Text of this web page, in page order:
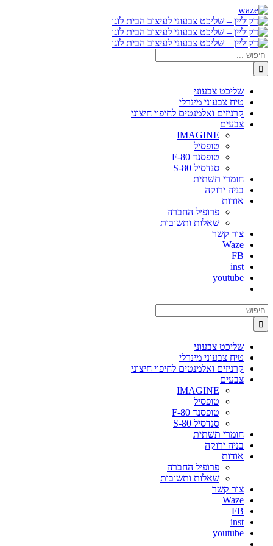
דלג
לתוכן
Waze
Facebook
חיפוש...
שליכט צבעוני
טיח צבעוני מינרלי
קרניזים ואלמנטים לחיפוי חיצוני
צבעים
IMAGINE
טופסיל
טופסנד F-80
סנדסיל S-80
חומרי תשתית
בניה ירוקה
אודות
פרופיל החברה
שאלות ותשובות
צור קשר
Waze
FB
inst
youtube
חיפוש...
שליכט צבעוני
טיח צבעוני מינרלי
קרניזים ואלמנטים לחיפוי חיצוני
צבעים
IMAGINE
טופסיל
טופסנד F-80
סנדסיל S-80
חומרי תשתית
בניה ירוקה
אודות
פרופיל החברה
שאלות ותשובות
צור קשר
Waze
FB
inst
youtube